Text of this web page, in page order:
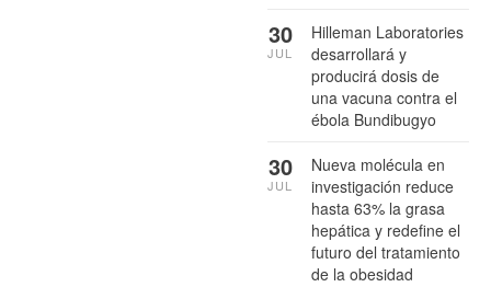
Hilleman Laboratories
desarrollará y
producirá dosis de
una vacuna contra el
ébola Bundibugyo
30
JUL
Nueva molécula en
investigación reduce
hasta 63% la grasa
hepática y redefine el
futuro del tratamiento
de la obesidad
30
JUL